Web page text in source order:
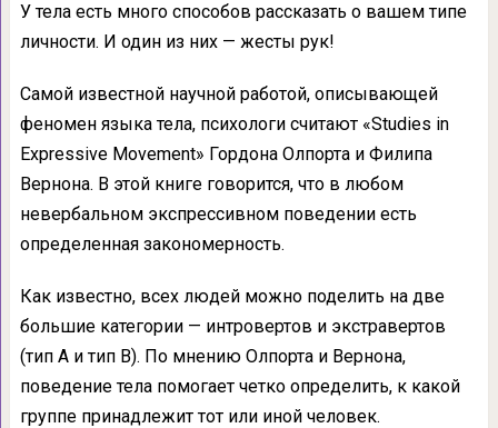
У тела есть много способов рассказать о вашем типе
личности. И один из них — жесты рук!
Самой известной научной работой, описывающей
феномен языка тела, психологи считают «Studies in
Expressive Movement» Гордона Олпорта и Филипа
Вернона. В этой книге говорится, что в любом
невербальном экспрессивном поведении есть
определенная закономерность.
Как известно, всех людей можно поделить на две
большие категории — интровертов и экстравертов
(тип A и тип B). По мнению Олпорта и Вернона,
поведение тела помогает четко определить, к какой
группе принадлежит тот или иной человек.